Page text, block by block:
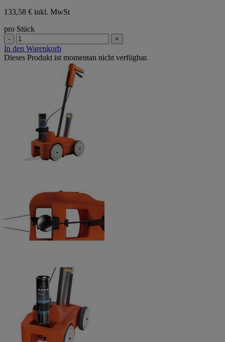
133,58 € inkl. MwSt
pro Stück
- +
In den Warenkorb
Dieses Produkt ist momentan nicht verfügbar.